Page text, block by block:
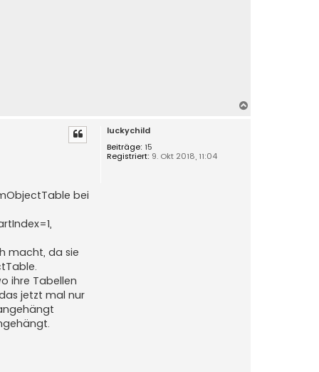
luckychild
Beiträge: 15
Registriert: 9. Okt 2018, 11:04
bei
macht, da sie
ihre Tabellen
jetzt mal nur